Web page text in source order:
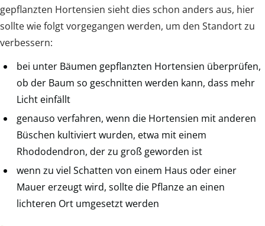
gepflanzten Hortensien sieht dies schon anders aus, hier
sollte wie folgt vorgegangen werden, um den Standort zu
verbessern:
bei unter Bäumen gepflanzten Hortensien überprüfen,
ob der Baum so geschnitten werden kann, dass mehr
Licht einfällt
genauso verfahren, wenn die Hortensien mit anderen
Büschen kultiviert wurden, etwa mit einem
Rhododendron, der zu groß geworden ist
wenn zu viel Schatten von einem Haus oder einer
Mauer erzeugt wird, sollte die Pflanze an einen
lichteren Ort umgesetzt werden